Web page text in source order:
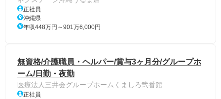
正社員
沖縄県
年収448万円～901万6,000円
無資格/介護職員・ヘルパー/賞与3ヶ月分/グループホ
ーム/日勤・夜勤
医療法人三井会グループホームくましろ弐番館
正社員